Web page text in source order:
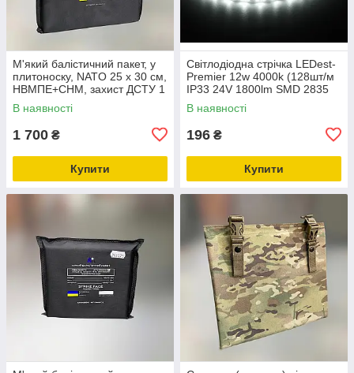
М'який балістичний пакет, у
плитоноску, NATO 25 x 30 см,
НВМПЕ+СНМ, захист ДСТУ 1
В наявності
1 700 ₴
Купити
Світлодіодна стрічка LEDest-
Premier 12w 4000k (128шт/м
IP33 24V 1800lm SMD 2835
60 міс. гарантії)
В наявності
196 ₴
Купити